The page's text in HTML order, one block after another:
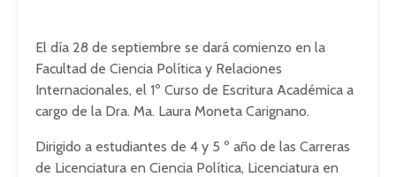
El día 28 de septiembre se dará comienzo en la
Facultad de Ciencia Política y Relaciones
Internacionales, el 1º Curso de Escritura Académica a
cargo de la Dra. Ma. Laura Moneta Carignano.
Dirigido a estudiantes de 4 y 5 º año de las Carreras
de Licenciatura en Ciencia Política, Licenciatura en